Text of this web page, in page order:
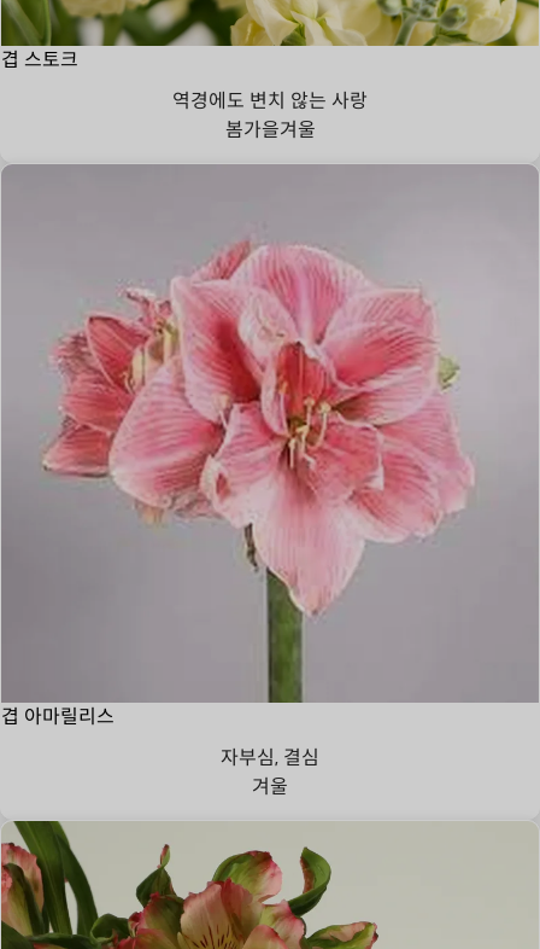
겹 스토크
역경에도 변치 않는 사랑
봄가을겨울
겹 아마릴리스
자부심, 결심
겨울